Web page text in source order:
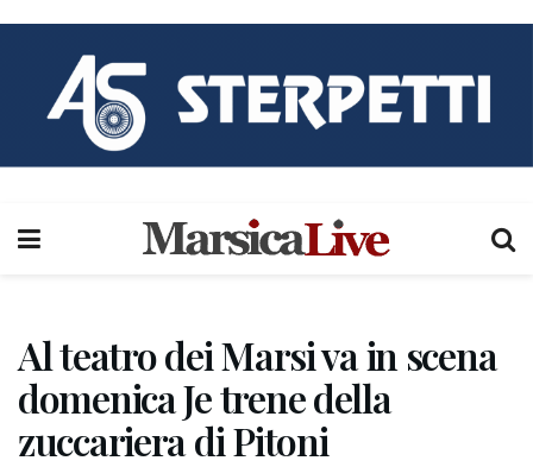
Al teatro dei Marsi va in scena
domenica Je trene della
zuccariera di Pitoni